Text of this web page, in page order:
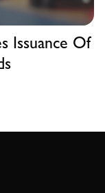
Issuance Of